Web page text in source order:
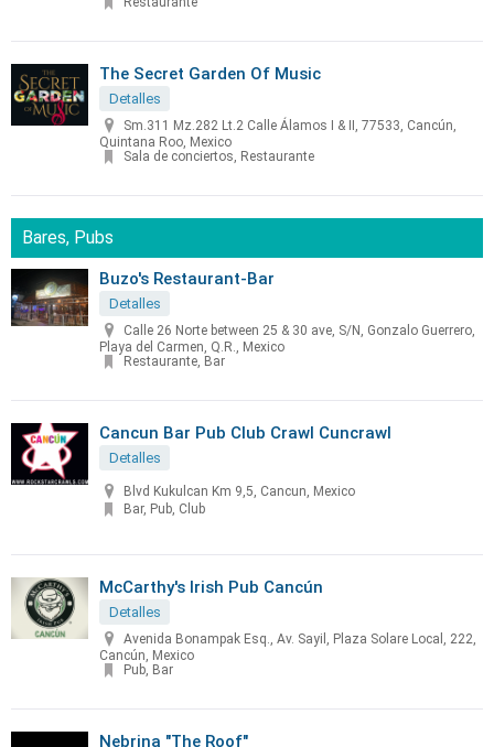
The Secret Garden Of Music
Detalles
Sm.311 Mz.282 Lt.2 Calle Álamos I & II, 77533, Cancún,
Quintana Roo, Mexico
Sala de conciertos, Restaurante
Bares, Pubs
Buzo's Restaurant-Bar
Detalles
Calle 26 Norte between 25 & 30 ave, S/N, Gonzalo Guerrero,
Playa del Carmen, Q.R., Mexico
Restaurante, Bar
Cancun Bar Pub Club Crawl Cuncrawl
Detalles
Blvd Kukulcan Km 9,5, Cancun, Mexico
Bar, Pub, Club
McCarthy's Irish Pub Cancún
Detalles
Avenida Bonampak Esq., Av. Sayil, Plaza Solare Local, 222,
Cancún, Mexico
Pub, Bar
Nebrina "The Roof"